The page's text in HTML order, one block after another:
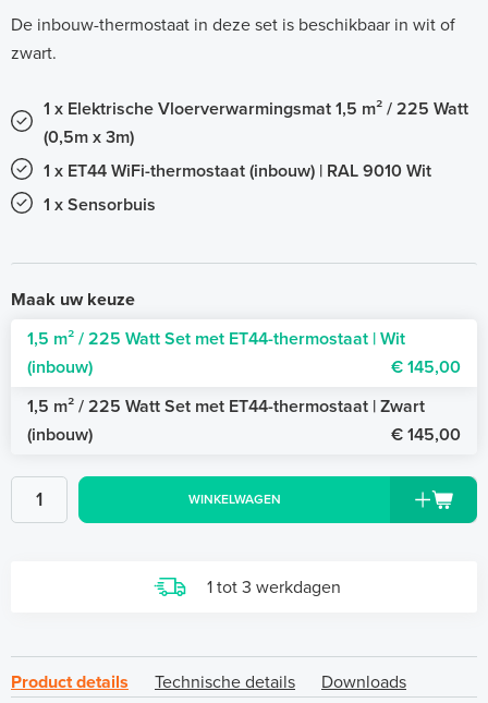
De inbouw-thermostaat in deze set is beschikbaar in wit of
zwart.
1 x Elektrische Vloerverwarmingsmat 1,5 m² / 225 Watt
(0,5m x 3m)
1 x ET44 WiFi-thermostaat (inbouw) | RAL 9010 Wit
1 x Sensorbuis
Maak uw keuze
1,5 m² / 225 Watt Set met ET44-thermostaat | Wit
(inbouw)
€ 145,00
1,5 m² / 225 Watt Set met ET44-thermostaat | Zwart
(inbouw)
€ 145,00
WINKELWAGEN
1 tot 3 werkdagen
Product details Technische details Downloads